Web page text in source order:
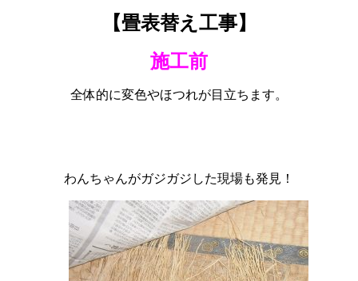
【畳表替え工事】
施工前
全体的に変色やほつれが目立ちます。
わんちゃんがガジガジした現場も発見！